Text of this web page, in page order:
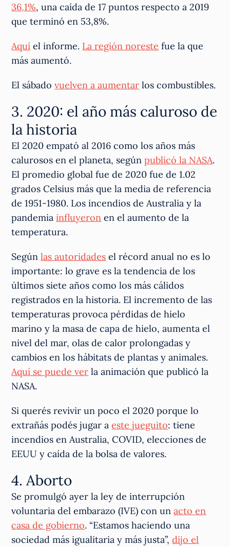
36,1%, una caída de 17 puntos respecto a 2019
que terminó en 53,8%.
Aquí el informe. La región noreste fue la que
más aumentó.
El sábadovuelven a aumentar los combustibles.
3. 2020: el año más caluroso de
la historia
El 2020 empató al 2016 como los años más
calurosos en el planeta, segúnpublicó la NASA.
El promedio global fue de 2020 fue de 1.02
grados Celsius más que la media de referencia
de 1951-1980. Los incendios de Australia y la
pandemiainfluyeron en el aumento de la
temperatura.
Segúnlas autoridades el récord anual no es lo
importante: lo grave es la tendencia de los
últimos siete años como los más cálidos
registrados en la historia. El incremento de las
temperaturas provoca pérdidas de hielo
marino y la masa de capa de hielo, aumenta el
nivel del mar, olas de calor prolongadas y
cambios en los hábitats de plantas y animales.
Aquí se puede ver la animación que publicó la
NASA.
Si querés revivir un poco el 2020 porque lo
extrañás podés jugar aeste jueguito: tiene
incendios en Australia, COVID, elecciones de
EEUU y caída de la bolsa de valores.
4. Aborto
Se promulgó ayer la ley de interrupción
voluntaria del embarazo (IVE) con unacto en
casa de gobierno. “Estamos haciendo una
sociedad más igualitaria y más justa”,dijo el